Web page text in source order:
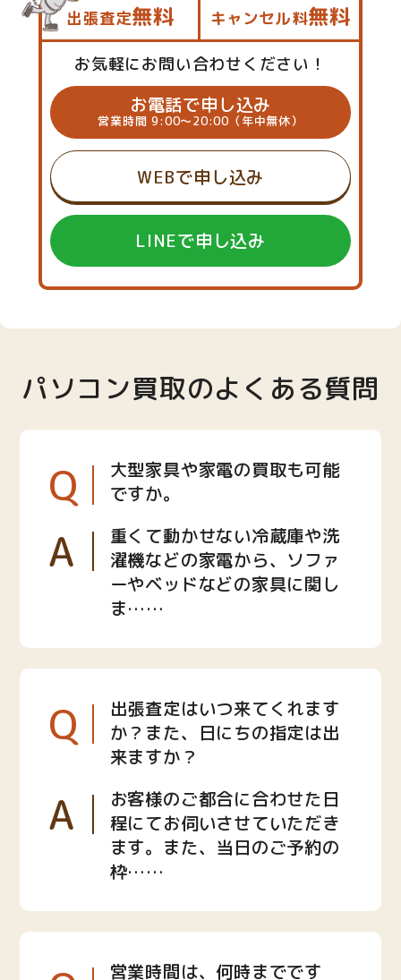
出張査定無料 キャンセル料無料
お気軽にお問い合わせください！
お電話で申し込み
営業時間 9:00～20:00（年中無休）
WEBで申し込み
LINEで申し込み
パソコン買取のよくある質問
Q
大型家具や家電の買取も可能
ですか。
A
重くて動かせない冷蔵庫や洗
濯機などの家電から、ソファ
ーやベッドなどの家具に関し
ま……
Q
出張査定はいつ来てくれます
か？また、日にちの指定は出
来ますか？
A
お客様のご都合に合わせた日
程にてお伺いさせていただき
ます。また、当日のご予約の
枠……
営業時間は、何時までです